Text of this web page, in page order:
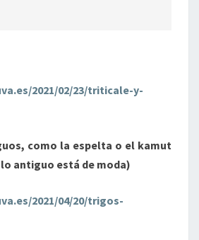
2021/02/23/triticale-y-
como la espelta o el kamut
antiguo está de moda)
2021/04/20/trigos-